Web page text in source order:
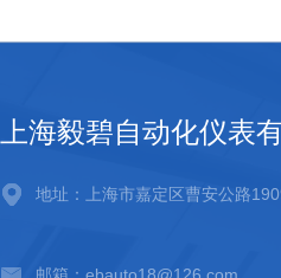
上海毅碧自动化仪表
地址：上海市嘉定区曹安公路